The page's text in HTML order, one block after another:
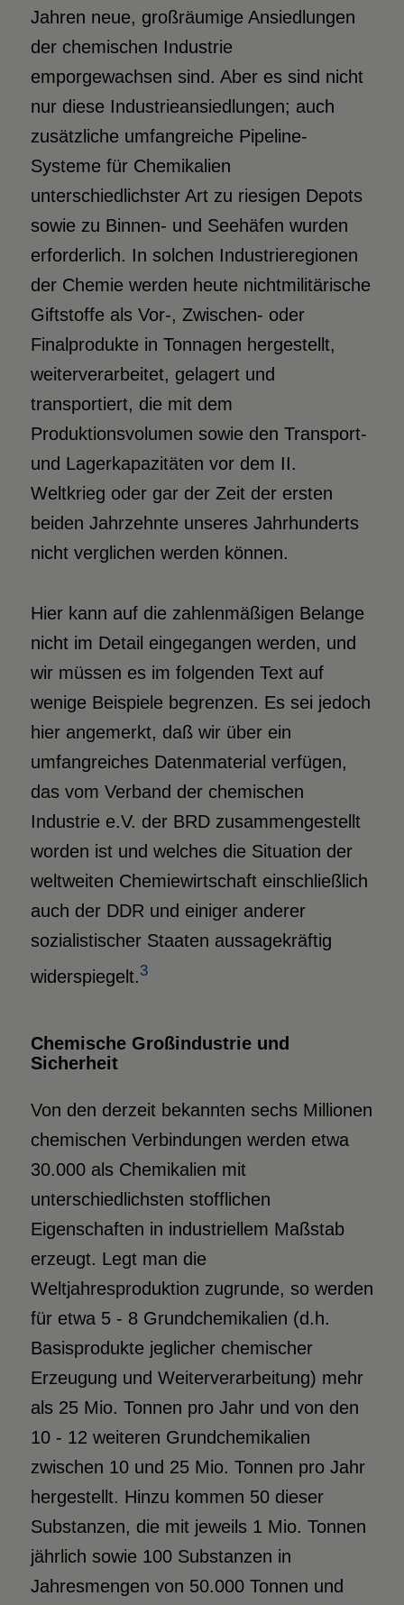
Jahren neue, großräumige Ansiedlungen
der chemischen Industrie
emporgewachsen sind. Aber es sind nicht
nur diese Industrieansiedlungen; auch
zusätzliche umfangreiche Pipeline-
Systeme für Chemikalien
unterschiedlichster Art zu riesigen Depots
sowie zu Binnen- und Seehäfen wurden
erforderlich. In solchen Industrieregionen
der Chemie werden heute nichtmilitärische
Giftstoffe als Vor-, Zwischen- oder
Finalprodukte in Tonnagen hergestellt,
weiterverarbeitet, gelagert und
transportiert, die mit dem
Produktionsvolumen sowie den Transport-
und Lagerkapazitäten vor dem II.
Weltkrieg oder gar der Zeit der ersten
beiden Jahrzehnte unseres Jahrhunderts
nicht verglichen werden können.
Hier kann auf die zahlenmäßigen Belange
nicht im Detail eingegangen werden, und
wir müssen es im folgenden Text auf
wenige Beispiele begrenzen. Es sei jedoch
hier angemerkt, daß wir über ein
umfangreiches Datenmaterial verfügen,
das vom Verband der chemischen
Industrie e.V. der BRD zusammengestellt
worden ist und welches die Situation der
weltweiten Chemiewirtschaft einschließlich
auch der DDR und einiger anderer
sozialistischer Staaten aussagekräftig
widerspiegelt. 3
Chemische Großindustrie und
Sicherheit
Von den derzeit bekannten sechs Millionen
chemischen Verbindungen werden etwa
30.000 als Chemikalien mit
unterschiedlichsten stofflichen
Eigenschaften in industriellem Maßstab
erzeugt. Legt man die
Weltjahresproduktion zugrunde, so werden
für etwa 5 - 8 Grundchemikalien (d.h.
Basisprodukte jeglicher chemischer
Erzeugung und Weiterverarbeitung) mehr
als 25 Mio. Tonnen pro Jahr und von den
10 - 12 weiteren Grundchemikalien
zwischen 10 und 25 Mio. Tonnen pro Jahr
hergestellt. Hinzu kommen 50 dieser
Substanzen, die mit jeweils 1 Mio. Tonnen
jährlich sowie 100 Substanzen in
Jahresmengen von 50.000 Tonnen und